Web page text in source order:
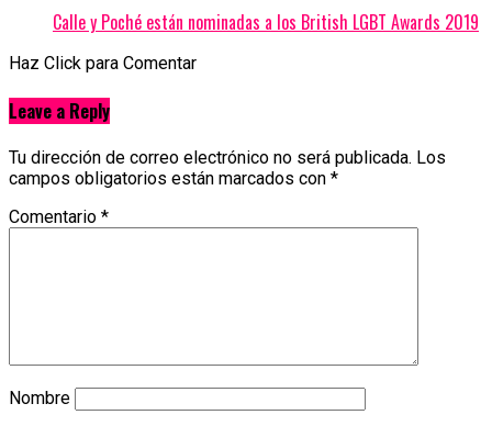
Calle y Poché están nominadas a los British LGBT Awards 2019
Haz Click para Comentar
Leave a Reply
Tu dirección de correo electrónico no será publicada. Los
campos obligatorios están marcados con *
Comentario *
Nombre